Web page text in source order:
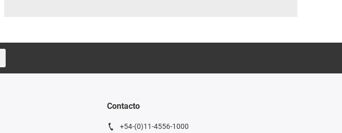
Contacto
+54-(0)11-4556-1000